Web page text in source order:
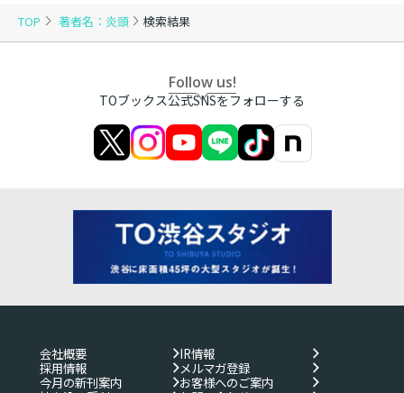
TOP 著者名：炎頭 検索結果
Follow us!
TOブックス公式SNSをフォローする
会社概要
IR情報
採用情報
メルマガ登録
今月の新刊案内
お客様へのご案内